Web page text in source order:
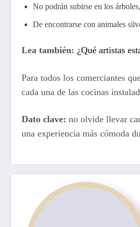
No podrán subirse en los
De encontrarse con animales
Lea también: ¿Qué artistas
Para todos los comerciantes
cada una de las cocinas
Dato clave: no olvide llevar
una experiencia más cómoda